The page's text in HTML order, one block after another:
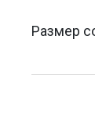
Размер